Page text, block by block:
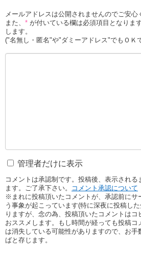
メールアドレスは公開されませんのでご安心
また、 * が付いている欄は必須項目となりま
します。
("名無し・匿名"や"ダミーアドレス"でもＯＫ
管理者だけに表示
コメントは承認制です。投稿後、表示される
ます。ご了承下さい。
コメント承認について
※まれに投稿頂いたコメントが、承認前にサ
う事象が起こっています(特に深夜に投稿し
りますが、念の為、投稿頂いたコメントはコ
おススメします。もし時間が経っても投稿コ
は消失している可能性がありますので、お
ばと存じます。